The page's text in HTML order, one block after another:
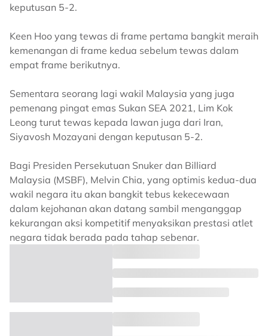
keputusan 5-2.
Keen Hoo yang tewas di frame pertama bangkit meraih
kemenangan di frame kedua sebelum tewas dalam
empat frame berikutnya.
Sementara seorang lagi wakil Malaysia yang juga
pemenang pingat emas Sukan SEA 2021, Lim Kok
Leong turut tewas kepada lawan juga dari Iran,
Siyavosh Mozayani dengan keputusan 5-2.
Bagi Presiden Persekutuan Snuker dan Billiard
Malaysia (MSBF), Melvin Chia, yang optimis kedua-dua
wakil negara itu akan bangkit tebus kekecewaan
dalam kejohanan akan datang sambil menganggap
kekurangan aksi kompetitif menyaksikan prestasi atlet
negara tidak berada pada tahap sebenar.